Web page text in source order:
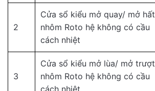
2
Cửa sổ kiểu mở quay/ mở hất
nhôm Roto hệ không có cầu
cách nhiệt
3
Cửa sổ kiểu mở lùa/ mở trượt
nhôm Roto hệ không có cầu